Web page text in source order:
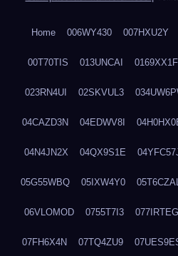
Home 006WY430 007HXU2Y
00T70TIS 013UNCAI 0169XX1F
023RN4UI 02SKVUL3
04CAZD3N 04EDWV8I
04N4JN2X 04QX9S1E
05G55WBQ 05IXW4Y0 05T6CZAL
06VLOMOD 0755T7I3 077IRTEG
07FH6X4N 07TQ4ZU9